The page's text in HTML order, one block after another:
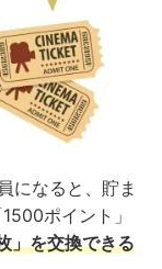
になると、貯ま
ポイント」
」を交換できる